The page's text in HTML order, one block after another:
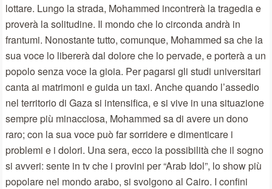
lottare. Lungo la strada, Mohammed incontrerà la tragedia e
proverà la solitudine. Il mondo che lo circonda andrà in
frantumi. Nonostante tutto, comunque, Mohammed sa che la
sua voce lo libererà dal dolore che lo pervade, e porterà a un
popolo senza voce la gioia. Per pagarsi gli studi universitari
canta ai matrimoni e guida un taxi. Anche quando l’assedio
nel territorio di Gaza si intensifica, e si vive in una situazione
sempre più minacciosa, Mohammed sa di avere un dono
raro; con la sua voce può far sorridere e dimenticare i
problemi e i dolori. Una sera, ecco la possibilità che il sogno
si avveri: sente in tv che i provini per “Arab Idol”, lo show più
popolare nel mondo arabo, si svolgono al Cairo. I confini